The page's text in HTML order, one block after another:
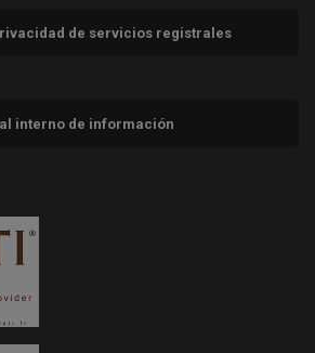
de servicios registrales
interno de información